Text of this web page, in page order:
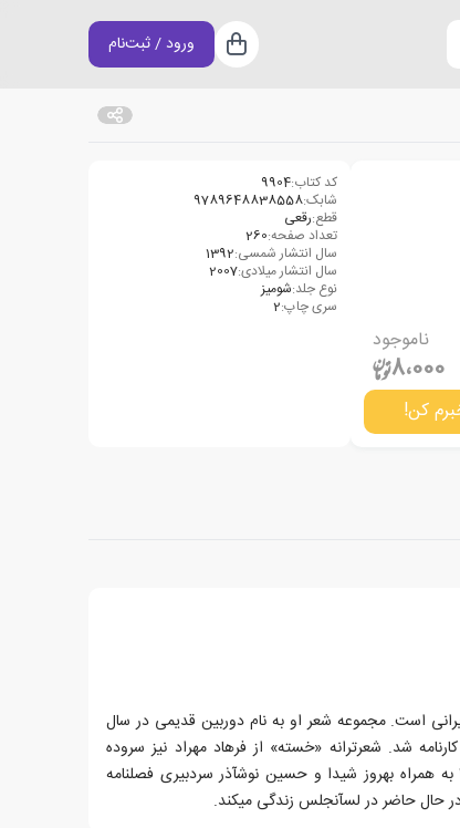
سبد خرید
ورود / ثبت‌نام
ناموجود
8،000
کن!
کد کتاب:9904
شابک:9789648838558
قطع:رقعی
تعداد صفحه:260
سال انتشار شمسی:1392
سال انتشار میلادی:2007
نوع جلد:شومیز
سری چاپ:2
در یزد) شاعر ایرانی است. مجموعه شعر او به نام دوربین قدیمی در سال
کارنامه شد. شعرترانه «خسته» از فرهاد مهراد نیز سروده
صفاری است. او در سالهای ۱۳۷۵ تا ۱۳۸۰ به همراه بهروز شیدا و حسین نوشآذر سردبیری فصلنامه
حال حاضر در لسآنجلس زندگی میکند.